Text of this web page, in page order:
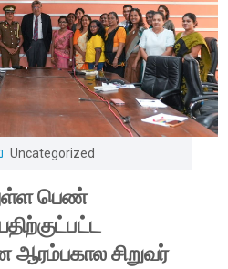
Uncategorized
பெண்
சிறுவர்